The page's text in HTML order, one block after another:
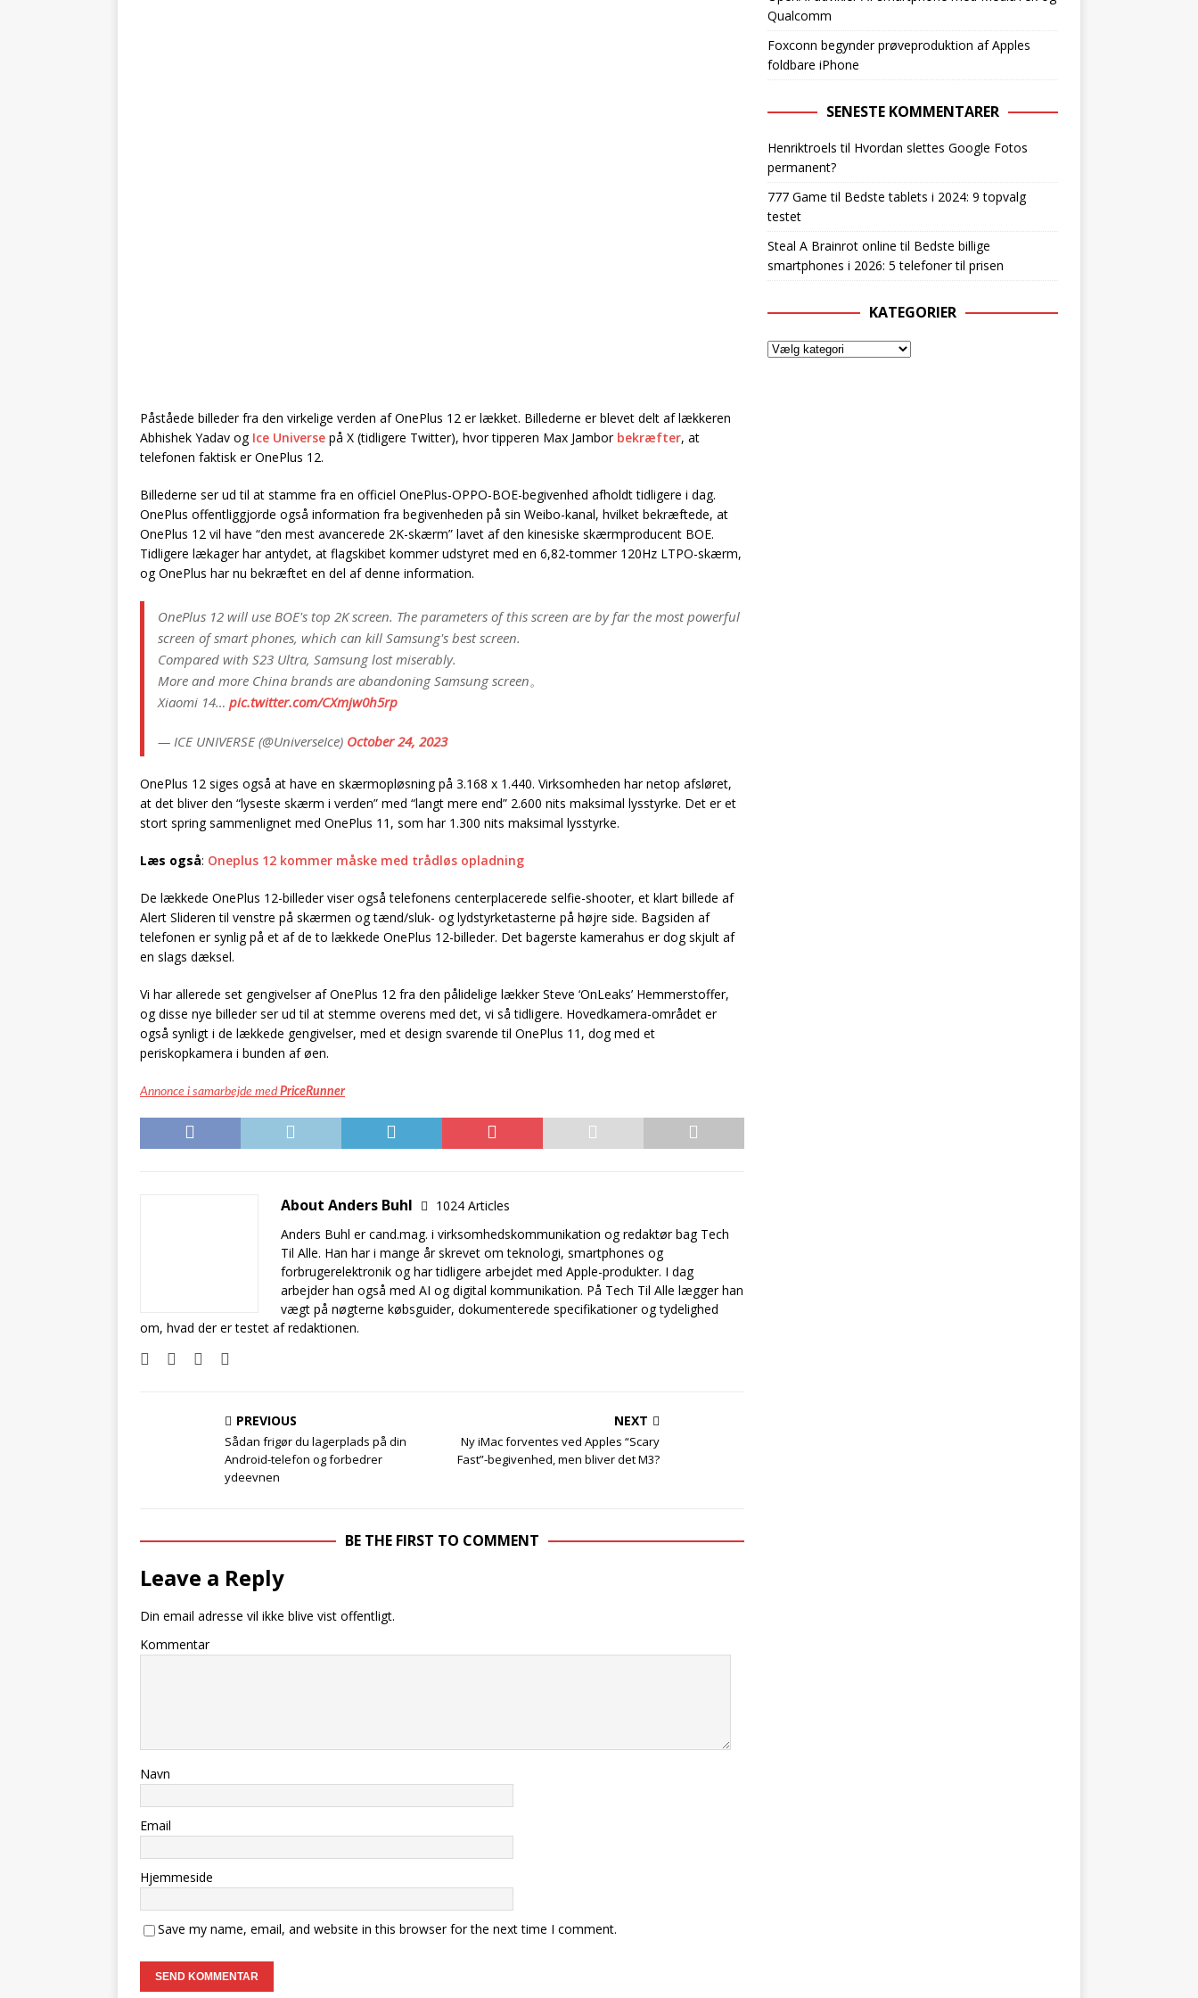
Påståede billeder fra den virkelige verden af OnePlus 12 er lækket. Billederne er blevet delt af lækkeren
Abhishek Yadav og Ice Universe på X (tidligere Twitter), hvor tipperen Max Jambor bekræfter, at
telefonen faktisk er OnePlus 12.
Billederne ser ud til at stamme fra en officiel OnePlus-OPPO-BOE-begivenhed afholdt tidligere i dag.
OnePlus offentliggjorde også information fra begivenheden på sin Weibo-kanal, hvilket bekræftede, at
OnePlus 12 vil have “den mest avancerede 2K-skærm” lavet af den kinesiske skærmproducent BOE.
Tidligere lækager har antydet, at flagskibet kommer udstyret med en 6,82-tommer 120Hz LTPO-skærm,
og OnePlus har nu bekræftet en del af denne information.
OnePlus 12 will use BOE's top 2K screen. The parameters of this screen are by far the most powerful
screen of smart phones, which can kill Samsung's best screen.
Compared with S23 Ultra, Samsung lost miserably.
More and more China brands are abandoning Samsung screen。
Xiaomi 14… pic.twitter.com/CXmjw0h5rp
— ICE UNIVERSE (@UniverseIce) October 24, 2023
OnePlus 12 siges også at have en skærmopløsning på 3.168 x 1.440. Virksomheden har netop afsløret,
at det bliver den “lyseste skærm i verden” med “langt mere end” 2.600 nits maksimal lysstyrke. Det er et
stort spring sammenlignet med OnePlus 11, som har 1.300 nits maksimal lysstyrke.
Læs også: Oneplus 12 kommer måske med trådløs opladning
De lækkede OnePlus 12-billeder viser også telefonens centerplacerede selfie-shooter, et klart billede af
Alert Slideren til venstre på skærmen og tænd/sluk- og lydstyrketasterne på højre side. Bagsiden af
telefonen er synlig på et af de to lækkede OnePlus 12-billeder. Det bagerste kamerahus er dog skjult af
en slags dæksel.
Vi har allerede set gengivelser af OnePlus 12 fra den pålidelige lækker Steve ‘OnLeaks’ Hemmerstoffer,
og disse nye billeder ser ud til at stemme overens med det, vi så tidligere. Hovedkamera-området er
også synligt i de lækkede gengivelser, med et design svarende til OnePlus 11, dog med et
periskopkamera i bunden af øen.
Annonce i samarbejde med PriceRunner
About Anders Buhl
1024 Articles
Anders Buhl er cand.mag. i virksomhedskommunikation og redaktør bag Tech
Til Alle. Han har i mange år skrevet om teknologi, smartphones og
forbrugerelektronik og har tidligere arbejdet med Apple-produkter. I dag
arbejder han også med AI og digital kommunikation. På Tech Til Alle lægger han
vægt på nøgterne købsguider, dokumenterede specifikationer og tydelighed
om, hvad der er testet af redaktionen.
PREVIOUS
Sådan frigør du lagerplads på din
Android-telefon og forbedrer
ydeevnen
NEXT
Ny iMac forventes ved Apples “Scary
Fast”-begivenhed, men bliver det M3?
BE THE FIRST TO COMMENT
Leave a Reply
Din email adresse vil ikke blive vist offentligt.
Kommentar
Navn
Email
Hjemmeside
Save my name, email, and website in this browser for the next time I comment.
Qualcomm
Foxconn begynder prøveproduktion af Apples
foldbare iPhone
SENESTE KOMMENTARER
Henriktroels til Hvordan slettes Google Fotos
permanent?
777 Game til Bedste tablets i 2024: 9 topvalg
testet
Steal A Brainrot online til Bedste billige
smartphones i 2026: 5 telefoner til prisen
KATEGORIER